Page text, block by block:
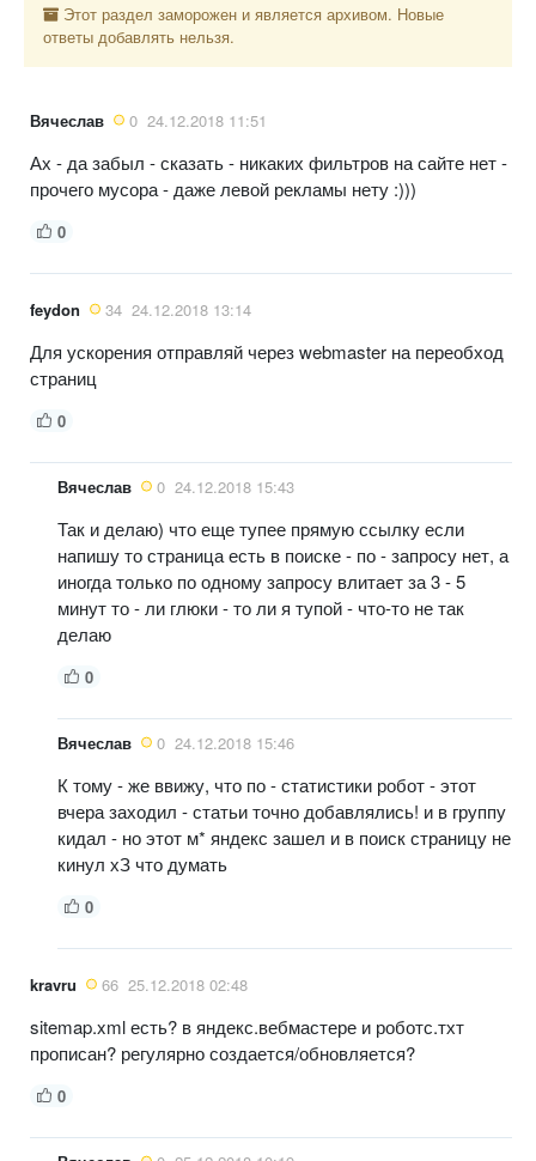
Этот раздел заморожен и является архивом. Новые
ответы добавлять нельзя.
Вячеслав 0 24.12.2018 11:51
Ах - да забыл - сказать - никаких фильтров на сайте нет -
прочего мусора - даже левой рекламы нету :)))
0
feydon 34 24.12.2018 13:14
Для ускорения отправляй через webmaster на переобход
страниц
0
Вячеслав 0 24.12.2018 15:43
Так и делаю) что еще тупее прямую ссылку если
напишу то страница есть в поиске - по - запросу нет, а
иногда только по одному запросу влитает за 3 - 5
минут то - ли глюки - то ли я тупой - что-то не так
делаю
0
Вячеслав 0 24.12.2018 15:46
К тому - же ввижу, что по - статистики робот - этот
вчера заходил - статьи точно добавлялись! и в группу
кидал - но этот м* яндекс зашел и в поиск страницу не
кинул хЗ что думать
0
kravru 66 25.12.2018 02:48
sitemap.xml есть? в яндекс.вебмастере и роботс.тхт
прописан? регулярно создается/обновляется?
0